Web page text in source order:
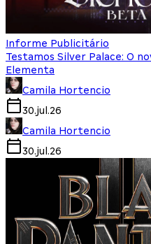
Informe Publicitário
Testamos Silver Palace: O
Elementa
Camila Hortencio
30.jul.26
Camila Hortencio
30.jul.26